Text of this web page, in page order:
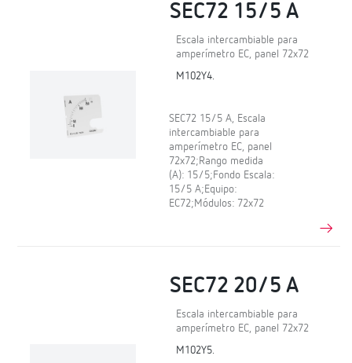
SEC72 15/5 A
Escala intercambiable para
amperímetro EC, panel 72x72
M102Y4.
SEC72 15/5 A, Escala
intercambiable para
amperímetro EC, panel
72x72;Rango medida
(A): 15/5;Fondo Escala:
15/5 A;Equipo:
EC72;Módulos: 72x72
SEC72 20/5 A
Escala intercambiable para
amperímetro EC, panel 72x72
M102Y5.